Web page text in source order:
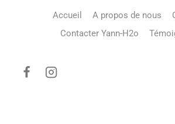
Accueil A propos de nous
Contacter Yann-H2o